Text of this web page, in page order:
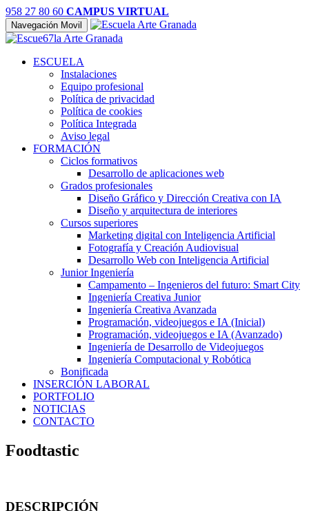
958 27 80 60 CAMPUS VIRTUAL
Navegación Movil
ESCUELA
Instalaciones
Equipo profesional
Política de privacidad
Política de cookies
Política Integrada
Aviso legal
FORMACIÓN
Ciclos formativos
Desarrollo de aplicaciones web
Grados profesionales
Diseño Gráfico y Dirección Creativa con IA
Diseño y arquitectura de interiores
Cursos superiores
Marketing digital con Inteligencia Artificial
Fotografía y Creación Audiovisual
Desarrollo Web con Inteligencia Artificial
Junior Ingeniería
Campamento – Ingenieros del futuro: Smart City
Ingeniería Creativa Junior
Ingeniería Creativa Avanzada
Programación, videojuegos e IA (Inicial)
Programación, videojuegos e IA (Avanzado)
Ingeniería de Desarrollo de Videojuegos
Ingeniería Computacional y Robótica
Bonificada
INSERCIÓN LABORAL
PORTFOLIO
NOTICIAS
CONTACTO
Foodtastic
DESCRIPCIÓN